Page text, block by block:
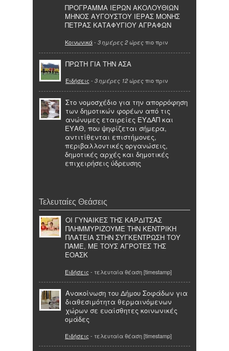
ΠΡΟΓΡΑΜΜΑ ΙΕΡΩΝ ΑΚΟΛΟΥΘΙΩΝ
ΜΗΝΟΣ ΑΥΓΟΥΣΤΟΥ ΙΕΡΑΣ ΜΟΝΗΣ
ΠΕΤΡΑΣ ΚΑΤΑΦΥΓΙΟΥ ΑΓΡΑΦΩΝ
Κοινωνικά- 3 ημέρες 2 ώρες πιο πριν
ΠΡΩΤΗ ΓΙΑ ΤΗΝ ΑΣΑ
Ειδήσεις - 3 ημέρες 12 ώρες πιο πριν
Στο νομοσχέδιο για την απορρόφηση
των δημοτικών φορέων από τις
ανώνυμες εταιρείες ΕΥΔΑΠ και
ΕΥΑΘ, που ψηφίζεται σήμερα,
αντιτίθενται επιστήμονες,
περιβαλλοντικές οργανώσεις,
δημοτικές αρχές και δημοτικές
επιχειρήσεις ύδρευσης
Τελευταίες Θεάσεις
ΟΙ ΓΥΝΑΙΚΕΣ ΤΗΣ ΚΑΡΔΙΤΣΑΣ
ΠΛΗΜΜΥΡΙΖΟΥΜΕ ΤΗΝ ΚΕΝΤΡΙΚΗ
ΠΛΑΤΕΙΑ ΣΤΗΝ ΣΥΓΚΕΝΤΡΩΣΗ ΤΟΥ
ΠΑΜΕ, ΜΕ ΤΟΥΣ ΑΓΡΟΤΕΣ ΤΗΣ
ΕΟΑΣΚ
Ειδήσεις - τελευταία θέαση [timestamp]
Ανακοίνωση του Δήμου Σοφάδων για
διαθεσιμότητα θερμαινόμενων
χώρων σε ευαίσθητες κοινωνικές
ομάδες
Ειδήσεις - τελευταία θέαση [timestamp]